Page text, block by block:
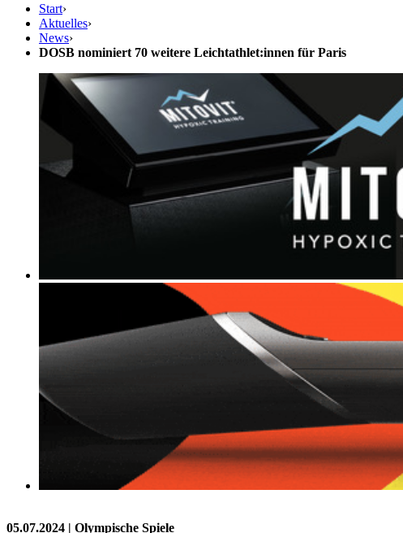
Start›
Aktuelles›
News›
DOSB nominiert 70 weitere Leichtathlet:innen für Paris
05.07.2024 | Olympische Spiele